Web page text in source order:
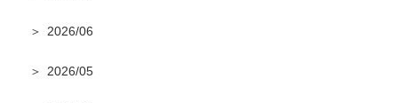
2026/06
2026/05